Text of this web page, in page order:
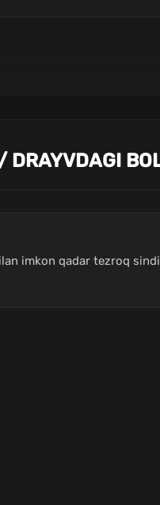
DRAYVDAGI
imkon qadar tezroq